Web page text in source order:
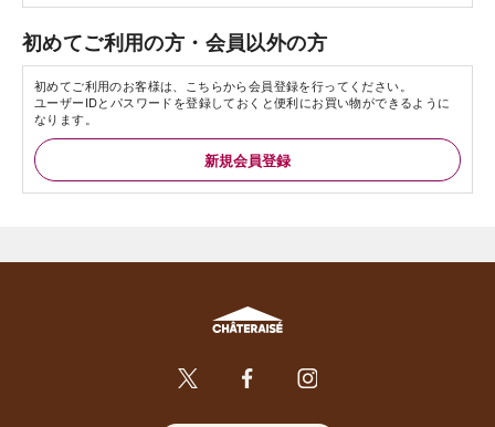
初めてご利用の方・会員以外の方
初めてご利用のお客様は、こちらから会員登録を行ってください。
ユーザーIDとパスワードを登録しておくと便利にお買い物ができるように
なります。